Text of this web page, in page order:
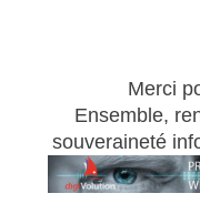
Merci
Ensemble,
souveraineté